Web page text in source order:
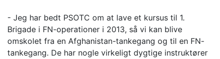
- Jeg har bedt PSOTC om at lave et kursus til 1.
Brigade i FN-operationer i 2013, så vi kan blive
omskolet fra en Afghanistan-tankegang og til en FN-
tankegang. De har nogle virkeligt dygtige instruktører